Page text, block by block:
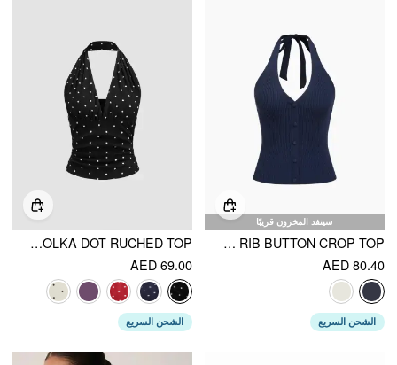
سينفد المخزون قريبًا
KNIT HALTER NECKLINE RIB BUTTON CROP TOP
AED 80.40
الشحن السريع
COTTON-BLEND HALTER COWL NECK POLKA DOT RUCHED TOP
AED 69.00
الشحن السريع